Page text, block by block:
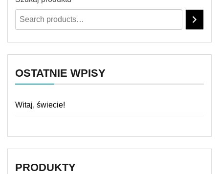
OSTATNIE WPISY
Witaj, świecie!
PRODUKTY